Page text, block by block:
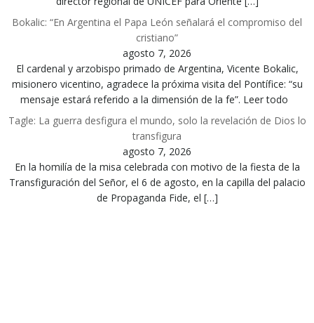
Bokalic: “En Argentina el Papa León señalará el compromiso del
cristiano”
agosto 7, 2026
El cardenal y arzobispo primado de Argentina, Vicente Bokalic,
misionero vicentino, agradece la próxima visita del Pontífice: “su
mensaje estará referido a la dimensión de la fe”. Leer todo
Tagle: La guerra desfigura el mundo, solo la revelación de Dios lo
transfigura
agosto 7, 2026
En la homilía de la misa celebrada con motivo de la fiesta de la
Transfiguración del Señor, el 6 de agosto, en la capilla del palacio
de Propaganda Fide, el […]